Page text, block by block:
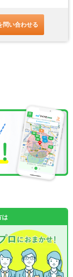
問い合わせる
は